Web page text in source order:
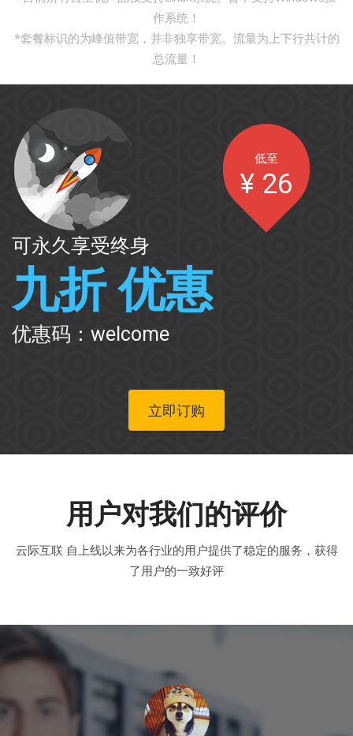
作系统！
*套餐标识的为峰值带宽，并非独享带宽。流量为上下行共计的
总流量！
低至
¥ 26
可永久享受终身
九折 优惠
优惠码：welcome
立即订购
用户对我们的评价
云际互联 自上线以来为各行业的用户提供了稳定的服务，获得
了用户的一致好评